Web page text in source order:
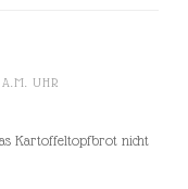
A.M. UHR
Kartoffeltopfbrot nicht